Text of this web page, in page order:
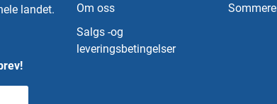
landet.
Om oss
Salgs -og
leveringsbetingelser